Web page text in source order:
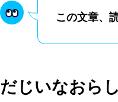
この文章、
だじいなおら